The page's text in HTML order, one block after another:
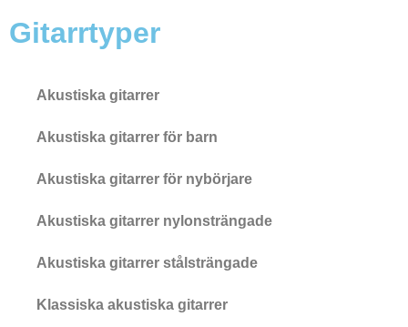
Gitarrtyper
Akustiska gitarrer
Akustiska gitarrer för barn
Akustiska gitarrer för nybörjare
Akustiska gitarrer nylonsträngade
Akustiska gitarrer stålsträngade
Klassiska akustiska gitarrer